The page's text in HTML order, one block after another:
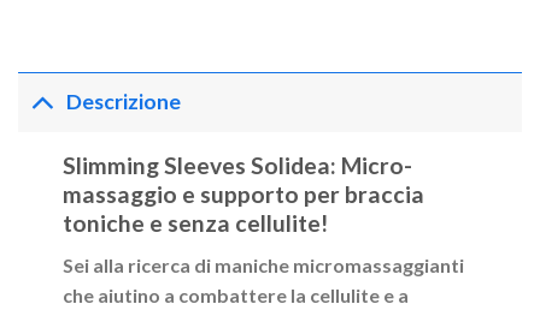
Descrizione
Slimming Sleeves Solidea: Micro-
massaggio e supporto per braccia
toniche e senza cellulite!
Sei alla ricerca di maniche micromassaggianti
che aiutino a combattere la cellulite e a